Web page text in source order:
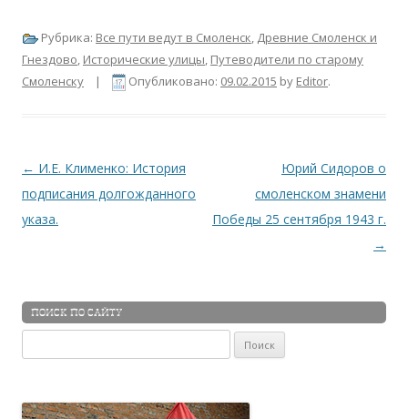
Рубрика: Все пути ведут в Смоленск, Древние Смоленск и
Гнездово, Исторические улицы, Путеводители по старому
Смоленску | Опубликовано: 09.02.2015 by Editor.
Навигация по записям
← И.Е. Клименко: История
подписания долгожданного
указа.
Юрий Сидоров о
смоленском знамени
Победы 25 сентября 1943 г.
→
ПОИСК ПО САЙТУ